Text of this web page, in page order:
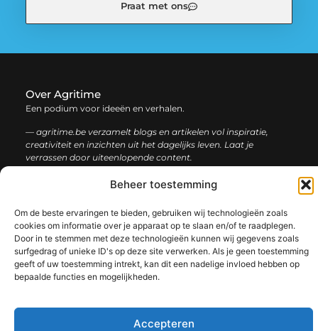
Beheer toestemming
Om de beste ervaringen te bieden, gebruiken wij technologieën zoals
cookies om informatie over je apparaat op te slaan en/of te raadplegen.
Door in te stemmen met deze technologieën kunnen wij gegevens zoals
surfgedrag of unieke ID's op deze site verwerken. Als je geen toestemming
geeft of uw toestemming intrekt, kan dit een nadelige invloed hebben op
bepaalde functies en mogelijkheden.
Accepteren
Praat met ons
Over Agritime
Een podium voor ideeën en verhalen.
— agritime.be verzamelt blogs en artikelen vol inspiratie,
creativiteit en inzichten uit het dagelijks leven. Laat je
verrassen door uiteenlopende content.
informatie